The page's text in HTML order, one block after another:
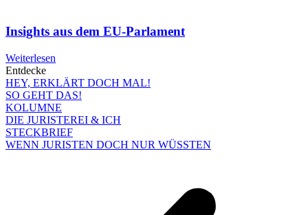
Insights aus dem EU-Parlament
Weiterlesen
Entdecke
HEY, ERKLÄRT DOCH MAL!
SO GEHT DAS!
KOLUMNE
DIE JURISTEREI & ICH
STECKBRIEF
WENN JURISTEN DOCH NUR WÜSSTEN